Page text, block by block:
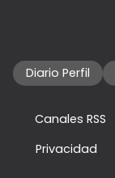
Diario Perfil
Canales RSS
Privacidad